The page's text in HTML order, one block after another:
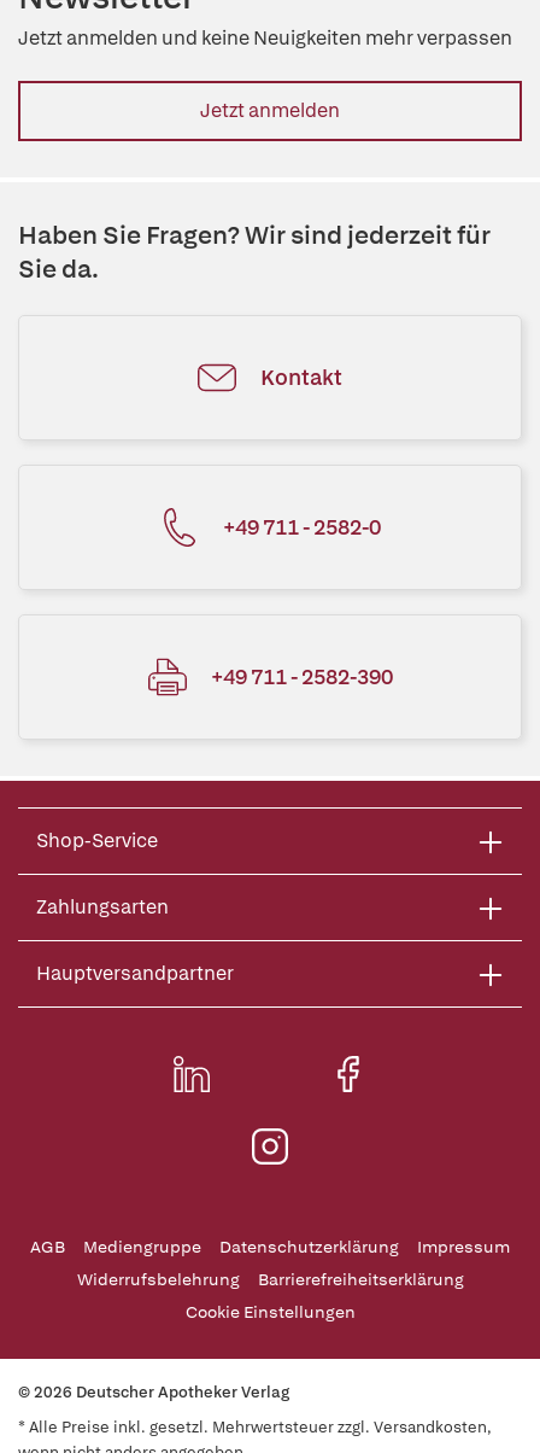
Jetzt anmelden und keine Neuigkeiten mehr verpassen
Jetzt anmelden
Haben Sie Fragen? Wir sind jederzeit für
Sie da.
Kontakt
+49 711 - 2582-0
+49 711 - 2582-390
Shop-Service
Zahlungsarten
Hauptversandpartner
AGB Mediengruppe Datenschutzerklärung
Impressum
Widerrufsbelehrung
Barrierefreiheitserklärung
Cookie Einstellungen
© 2026 Deutscher Apotheker Verlag
* Alle Preise inkl. gesetzl. Mehrwertsteuer zzgl. Versandkosten,